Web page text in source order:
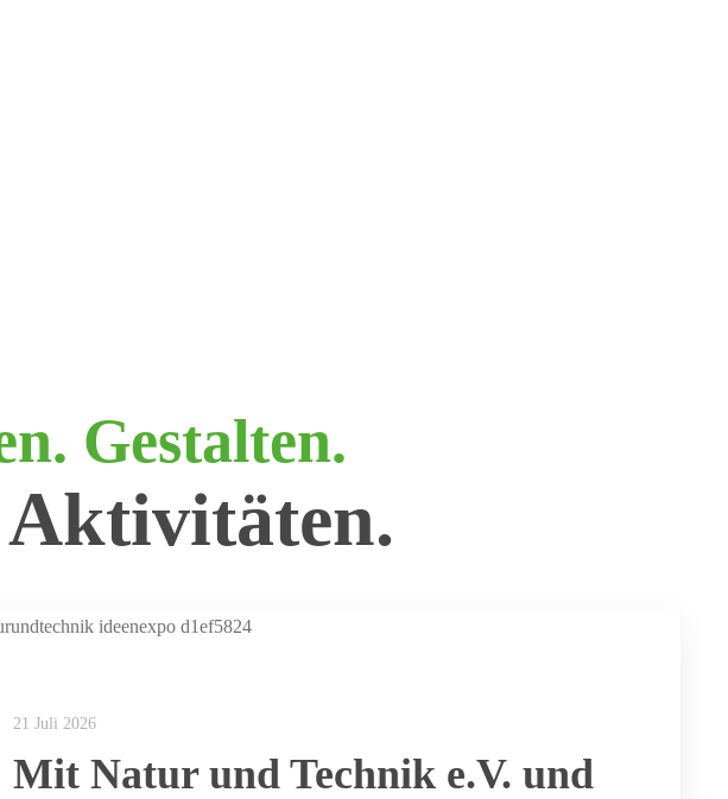
Gestalten.
Aktivitäten.
21 Juli 2026
Mit Natur und Technik e.V. und